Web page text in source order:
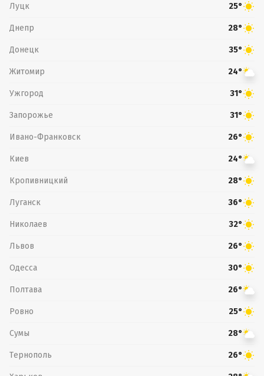
Луцк 25°
Днепр 28°
Донецк 35°
Житомир 24°
Ужгород 31°
Запорожье 31°
Ивано-Франковск 26°
Киев 24°
Кропивницкий 28°
Луганск 36°
Николаев 32°
Львов 26°
Одесса 30°
Полтава 26°
Ровно 25°
Сумы 28°
Тернополь 26°